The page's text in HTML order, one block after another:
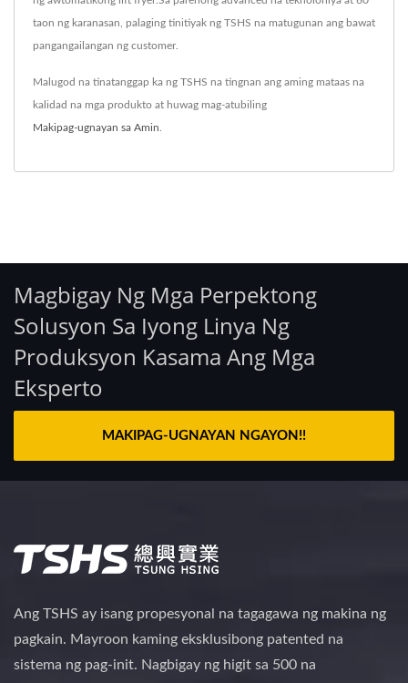
taon ng karanasan, palaging tinitiyak ng TSHS na matugunan ang bawat
pangangailangan ng customer.
Malugod na tinatanggap ka ng TSHS na tingnan ang aming mataas na
kalidad na mga produkto at huwag mag-atubiling
Makipag-ugnayan sa Amin
Magbigay Ng Mga Perpektong
Solusyon Sa Iyong Linya Ng
Produksyon Kasama Ang Mga
Eksperto
MAKIPAG-UGNAYAN NGAYON!!
Ang TSHS ay isang propesyonal na tagagawa ng makina ng
pagkain. Mayroon kaming eksklusibong patented na
sistema ng pag-init. Nagbigay ng higit sa 500 na